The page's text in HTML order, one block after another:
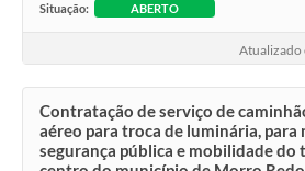
Situação: ABERTO
Atualizado
Contratação de serviço de
aéreo para troca de luminária, para
segurança pública e mobilidade do